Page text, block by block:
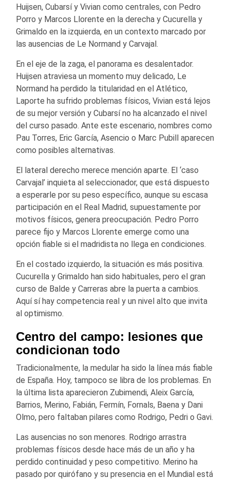
Huijsen, Cubarsí y Vivian como centrales, con Pedro
Porro y Marcos Llorente en la derecha y Cucurella y
Grimaldo en la izquierda, en un contexto marcado por
las ausencias de Le Normand y Carvajal.
En el eje de la zaga, el panorama es desalentador.
Huijsen atraviesa un momento muy delicado, Le
Normand ha perdido la titularidad en el Atlético,
Laporte ha sufrido problemas físicos, Vivian está lejos
de su mejor versión y Cubarsí no ha alcanzado el nivel
del curso pasado. Ante este escenario, nombres como
Pau Torres, Eric García, Asencio o Marc Pubill aparecen
como posibles alternativas.
El lateral derecho merece mención aparte. El ‘caso
Carvajal’ inquieta al seleccionador, que está dispuesto
a esperarle por su peso específico, aunque su escasa
participación en el Real Madrid, supuestamente por
motivos físicos, genera preocupación. Pedro Porro
parece fijo y Marcos Llorente emerge como una
opción fiable si el madridista no llega en condiciones.
En el costado izquierdo, la situación es más positiva.
Cucurella y Grimaldo han sido habituales, pero el gran
curso de Balde y Carreras abre la puerta a cambios.
Aquí sí hay competencia real y un nivel alto que invita
al optimismo.
Centro del campo: lesiones que
condicionan todo
Tradicionalmente, la medular ha sido la línea más fiable
de España. Hoy, tampoco se libra de los problemas. En
la última lista aparecieron Zubimendi, Aleix García,
Barrios, Merino, Fabián, Fermín, Fornals, Baena y Dani
Olmo, pero faltaban pilares como Rodrigo, Pedri o Gavi.
Las ausencias no son menores. Rodrigo arrastra
problemas físicos desde hace más de un año y ha
perdido continuidad y peso competitivo. Merino ha
pasado por quirófano y su presencia en el Mundial está